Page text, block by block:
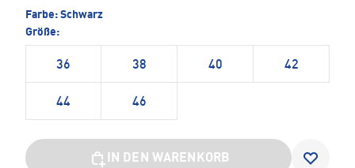
Farbe: Schwarz
Größe:
36 38 40 42
44 46
IN DEN WARENKORB